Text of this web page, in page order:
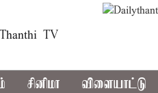
Thanthi TV
சினிமா விளையாட்டு